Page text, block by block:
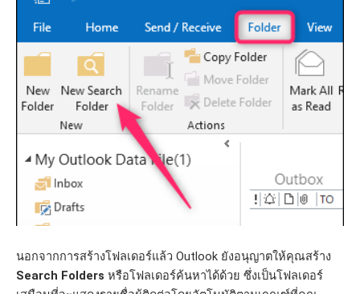
นอกจากการสร้างโฟลเดอร์แล้ว Outlook ยังอนุญาตให้คุณสร้าง
Search Folders หรือโฟลเดอร์ค้นหาได้ด้วย ซึ่งเป็นโฟลเดอร์